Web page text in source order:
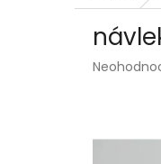
Průměrné
0,0